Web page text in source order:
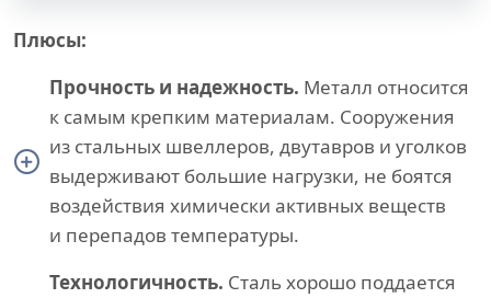
Плюсы:
Прочность и надежность. Металл относится
к самым крепким материалам. Сооружения
из стальных швеллеров, двутавров и уголков
выдерживают большие нагрузки, не боятся
воздействия химически активных веществ
и перепадов температуры.
Технологичность. Сталь хорошо поддается